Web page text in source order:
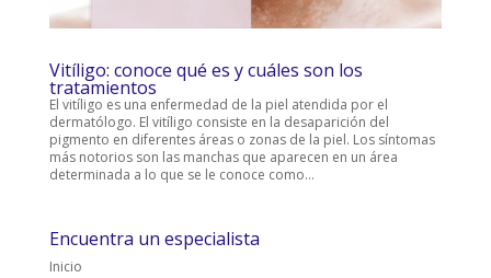
Vitíligo: conoce qué es y cuáles son los
tratamientos
El vitíligo es una enfermedad de la piel atendida por el
dermatólogo. El vitíligo consiste en la desaparición del
pigmento en diferentes áreas o zonas de la piel. Los síntomas
más notorios son las manchas que aparecen en un área
determinada a lo que se le conoce como...
Encuentra un especialista
Inicio